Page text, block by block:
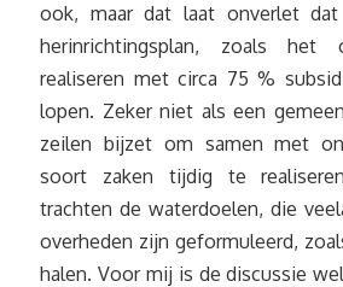
ook, maar dat laat onverlet
herinrichtingsplan, zoals het
realiseren met circa 75 %
lopen. Zeker niet als een
zeilen bijzet om samen met
soort zaken tijdig te
trachten de waterdoelen, die
overheden zijn geformuleerd,
halen. Voor mij is de discussie